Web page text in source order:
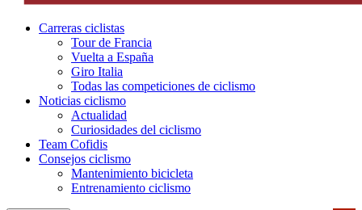
Carreras ciclistas
Tour de Francia
Vuelta a España
Giro Italia
Todas las competiciones de ciclismo
Noticias ciclismo
Actualidad
Curiosidades del ciclismo
Team Cofidis
Consejos ciclismo
Mantenimiento bicicleta
Entrenamiento ciclismo